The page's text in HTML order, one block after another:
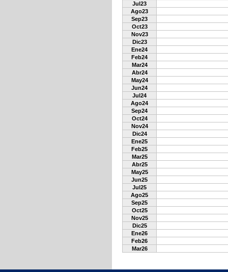
Jul23
Ago23
Sep23
Oct23
Nov23
Dic23
Ene24
Feb24
Mar24
Abr24
May24
Jun24
Jul24
Ago24
Sep24
Oct24
Nov24
Dic24
Ene25
Feb25
Mar25
Abr25
May25
Jun25
Jul25
Ago25
Sep25
Oct25
Nov25
Dic25
Ene26
Feb26
Mar26